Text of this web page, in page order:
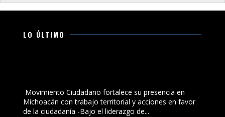
LO ÚLTIMO
Movimiento Ciudadano fortalece su presencia en
Michoacán con trabajo territorial y acciones en favor
de la ciudadanía -Bajo el liderazgo de...